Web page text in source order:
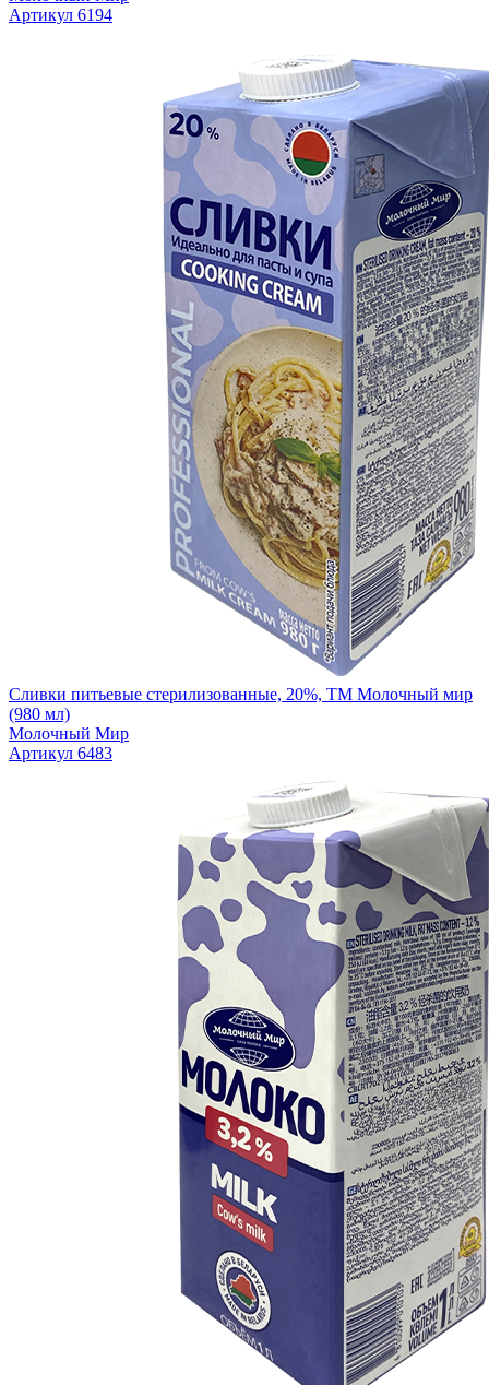
Артикул 6194
Сливки питьевые стерилизованные, 20%, ТМ Молочный мир
(980 мл)
Молочный Мир
Артикул 6483